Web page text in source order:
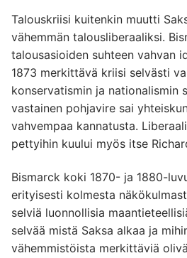
Talouskriisi kuitenkin muutti
vähemmän talousliberaaliksi.
talousasioiden suhteen vahvan
1873 merkittävä kriisi selvästi
konservatismin ja nationalismin
vastainen pohjavire sai
vahvempaa kannatusta.
pettyihin kuului myös itse
Bismarck koki 1870- ja 1880-
erityisesti kolmesta
selviä luonnollisia
selvää mistä Saksa alkaa ja
vähemmistöista merkittäviä